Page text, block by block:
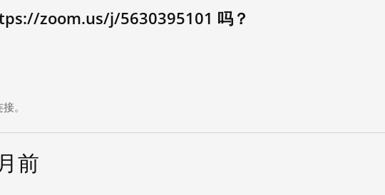
zoom.us/j/5630395101 吗？
。
前